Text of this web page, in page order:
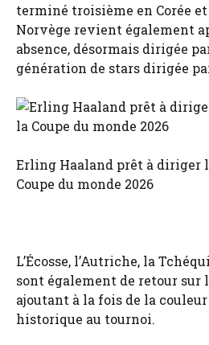
terminé troisième en Corée et
Norvège revient également
absence, désormais dirigée
génération de stars dirigée
Erling Haaland prêt à diriger
Coupe du monde 2026
L’Écosse, l’Autriche, la
sont également de retour sur
ajoutant à la fois de la
historique au tournoi.